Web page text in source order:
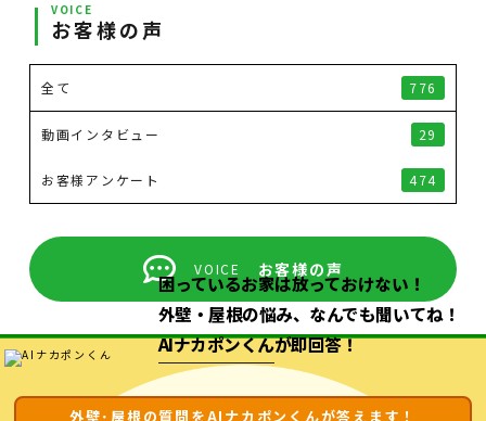
VOICE
お客様の声
全て 776
動画インタビュー 29
お客様アンケート 474
VOICE お客様の声
困っているお家は放っておけない！
外壁・屋根の悩み、なんでも聞いてね！
AIナカポンくんが即回答！
外壁･屋根の質問をAIナカポンくんが答えます！